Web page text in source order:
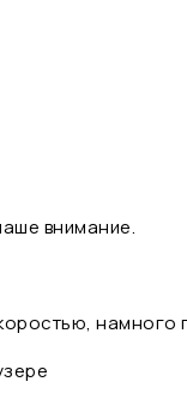
внимание.